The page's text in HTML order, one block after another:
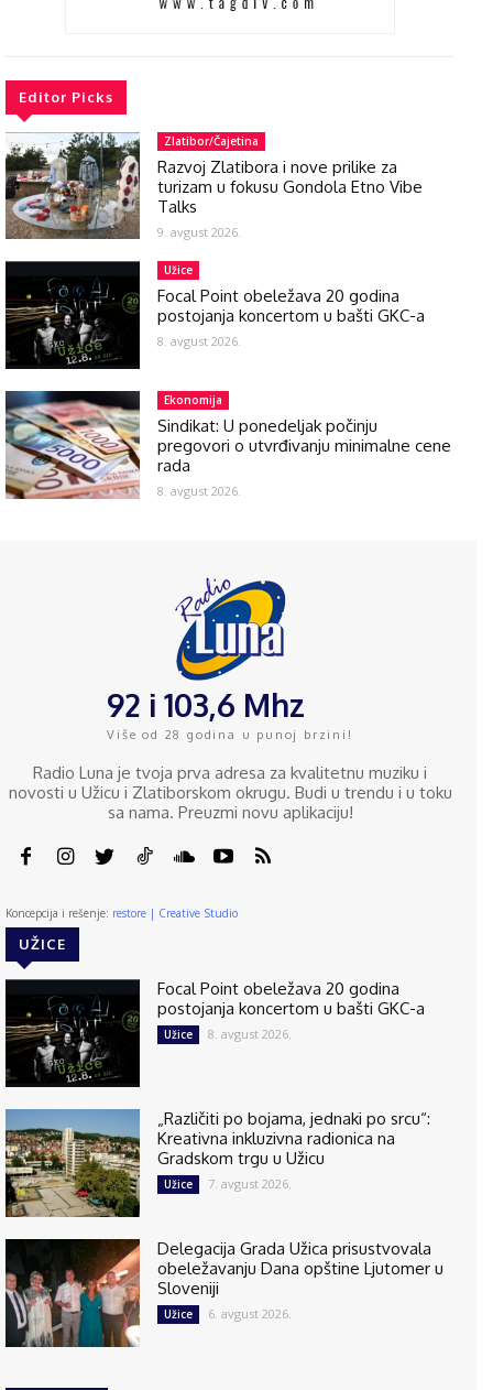
Editor Picks
Zlatibor/Čajetina
Razvoj Zlatibora i nove prilike za
turizam u fokusu Gondola Etno Vibe
Talks
9. avgust 2026.
Užice
Focal Point obeležava 20 godina
postojanja koncertom u bašti GKC-a
8. avgust 2026.
Ekonomija
Sindikat: U ponedeljak počinju
pregovori o utvrđivanju minimalne cene
rada
8. avgust 2026.
92 i 103,6 Mhz
Više od 28 godina u punoj brzini!
Radio Luna je tvoja prva adresa za kvalitetnu muziku i
novosti u Užicu i Zlatiborskom okrugu. Budi u trendu i u toku
sa nama. Preuzmi novu aplikaciju!
Koncepcija i rešenje: restore | Creative Studio
UŽICE
Focal Point obeležava 20 godina
postojanja koncertom u bašti GKC-a
Užice 8. avgust 2026.
„Različiti po bojama, jednaki po srcu“:
Kreativna inkluzivna radionica na
Gradskom trgu u Užicu
Užice 7. avgust 2026.
Delegacija Grada Užica prisustvovala
obeležavanju Dana opštine Ljutomer u
Sloveniji
Užice 6. avgust 2026.